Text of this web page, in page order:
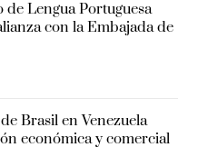
Lengua Portuguesa
con la Embajada de
Brasil en Venezuela
económica y comercial